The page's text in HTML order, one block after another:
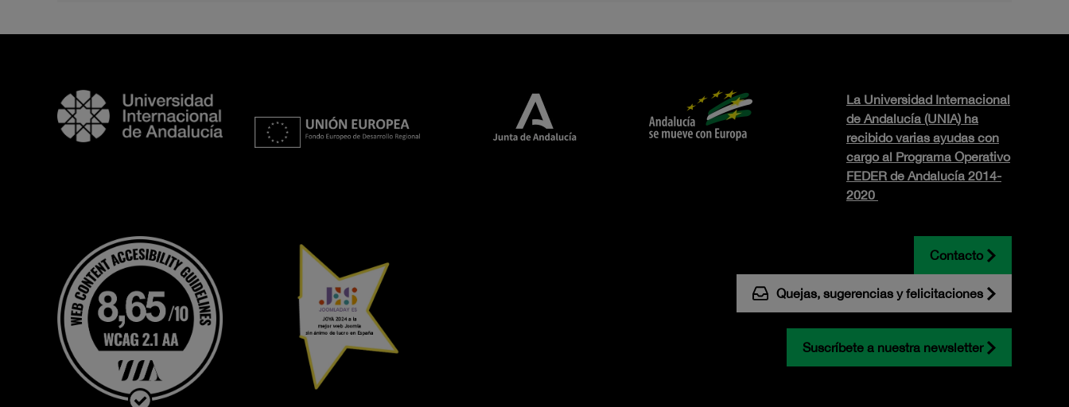
La Universidad Internacional
de Andalucía (UNIA) ha
recibido varias ayudas con
cargo al Programa Operativo
FEDER de Andalucía 2014-
2020
Contacto
Quejas, sugerencias y felicitaciones
Suscríbete a nuestra newsletter